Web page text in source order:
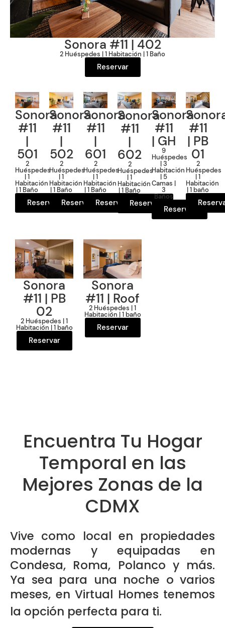
Sonora #11 | 402
2 Huéspedes | 1 Habitación | 1 Baño
Reservar
Sonora
#11
|
501
2
Huéspedes
| 1
Habitación
| 1 Baño
Reservar
Sonora
#11
|
502
2
Huéspedes
| 1
Habitación
| 1 Baño
Reservar
Sonora
#11
|
601
2
Huéspedes
| 1
Habitación
| 1 Baño
Reservar
Sonora
#11
|
602
2
Huéspedes
| 1
Habitación
| 1 Baño
Reservar
Sonora
#11
| GH
9
Huéspedes
| 3
Habitación
| 5
Camas |
3
Baños
Reservar
#11
| PB
01
2
Huéspedes
| 1
Habitación
| 1 baño
Sonora
#11 | PB
02
2 Huéspedes | 1
Habitación | 1 baño
Reservar
Sonora
#11 | Roof
2 Huéspedes | 1
Habitación | 1 baño
Reservar
Encuentra Tu Hogar
Temporal en las
Mejores Zonas de la
CDMX
Vive como local en propiedades
modernas y equipadas en
Condesa, Roma, Polanco y más.
Ya sea para una noche o varios
meses, en Virtual Homes tenemos
la opción perfecta para ti.